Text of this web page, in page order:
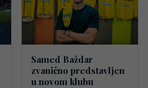
Samed Baždar
zvanično predstavljen
u novom klubu